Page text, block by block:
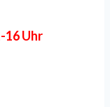
16 Uhr